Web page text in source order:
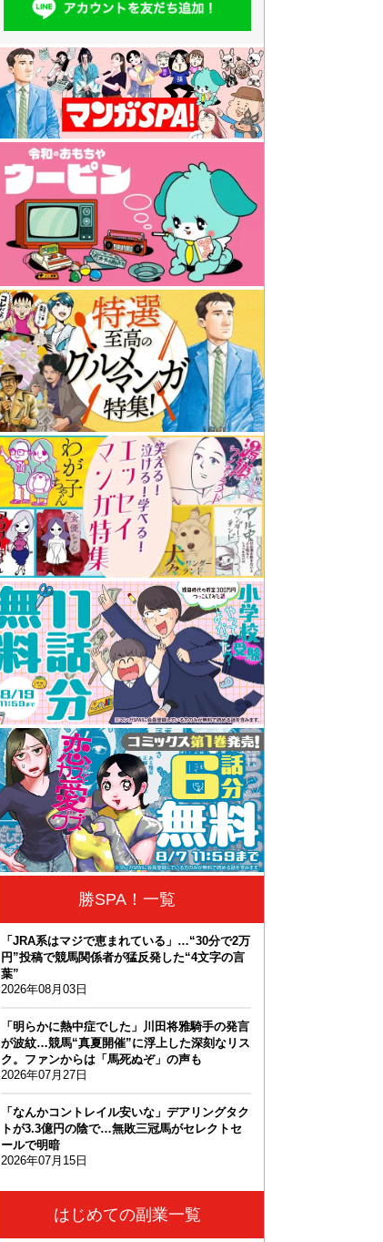
勝SPA！一覧
「JRA系はマジで恵まれている」…“30分で2万
円”投稿で競馬関係者が猛反発した“4文字の言
葉”
2026年08月03日
「明らかに熱中症でした」川田将雅騎手の発言
が波紋…競馬“真夏開催”に浮上した深刻なリス
ク。ファンからは「馬死ぬぞ」の声も
2026年07月27日
「なんかコントレイル安いな」デアリングタク
トが3.3億円の陰で…無敗三冠馬がセレクトセ
ールで明暗
2026年07月15日
はじめての副業一覧